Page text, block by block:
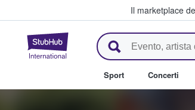
Il marketplace
StubHub - Dove i
Sport Concerti